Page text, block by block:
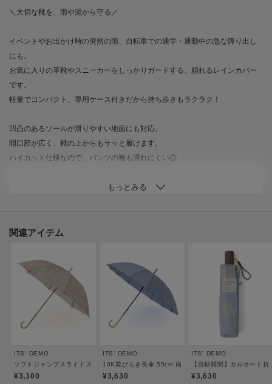
＼大切な靴を、雨や泥から守る／
イベントやお出かけ時の突然の雨、自転車での通学・通勤中の急な降り出し
にも。
お気に入りの革靴やスニーカーをしっかりガードする、頼れるレインカバー
です。
軽量でコンパクト、専用ケース付きだから持ち歩きもラクラク！
凹凸のあるソールが滑りやすい地面にも対応。
開口部が広く、靴の上からもサッと履けます。
ハイカット仕様なので、パンツの裾も濡れにくい◎
サイズ展開：Mサイズ（23～25cm）／Lサイズ（26～28cm）
※照明の関係により、実際よりも色味が違って見える場合があります。ま
た、パソコン・スマートフォンなどの環境により、若干製品と画像のカラー
が異なる場合もございます。
★お気に入り登録がおすすめ★
関連アイテム
ITS' DEMO
ソフトジャンプスライドスリム 長傘 60cm マーガレット 雨傘
¥3,300
ITS' DEMO
16K花びらき長傘 55cm 雨傘
¥3,630
ITS' DEMO
【自動開閉】カルオート
¥3,630